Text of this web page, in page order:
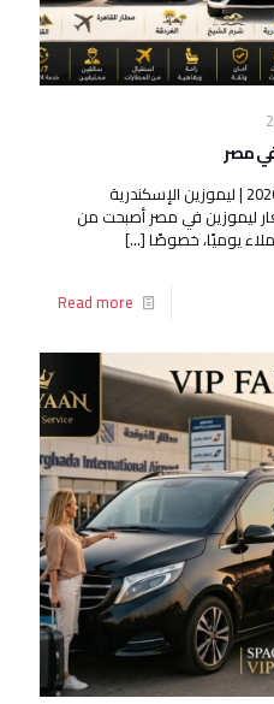
مصر
أفضل أسعار ليموزين في مصر 2026 | ليموزين الإسكندرية
ليموزين في مصر أصبحت من
يوميًا، خصوصًا[…]
Read more